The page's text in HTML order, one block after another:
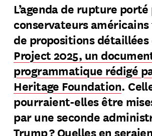
L’agenda de rupture
conservateurs américains
de propositions détaillées
Project 2025, un
programmatique rédigé
Heritage Foundation.
pourraient-elles être
par une seconde
Trump ? Quelles en